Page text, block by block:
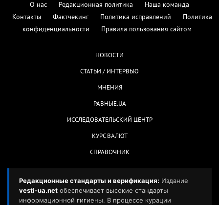
О нас Редакционная политика
Наша команда
Контакты
Фактчекинг Политика исправлений
Политика
конфиденциальности
Правила пользования сайтом
НОВОСТИ
СТАТЬИ / ИНТЕРВЬЮ
МНЕНИЯ
РАВНЫЕ.UA
ИССЛЕДОВАТЕЛЬСКИЙ ЦЕНТР
КУРС ВАЛЮТ
СПРАВОЧНИК
Редакционные стандарты и верификация: Издание
vesti-ua.net обеспечивает высокие стандарты
информационной гигиены. В процессе курации